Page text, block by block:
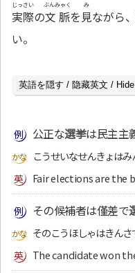
実際
じっさい
の文脈
ぶんみゃく
を見
み
ながら、
い。
英語を隠す / 隐藏英文 /
公正な選挙は民主主
こうせいなせんきょはみ
Fair elections are the
その候補者は僅差で
そのこうほしゃはきんさ
The candidate won